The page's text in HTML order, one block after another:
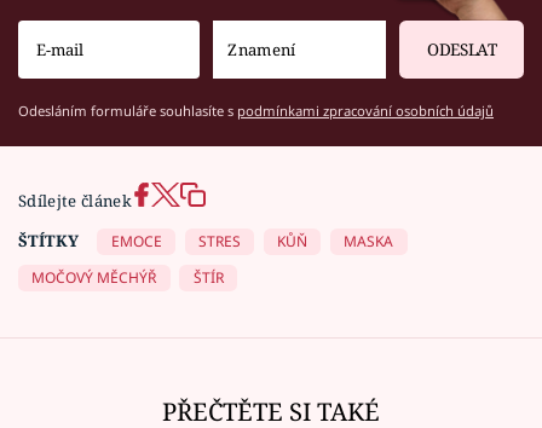
ODESLAT
Odesláním formuláře souhlasíte s podmínkami zpracování osobních údajů
Sdílejte článek
ŠTÍTKY
EMOCE STRES KŮŇ
MASKA
MOČOVÝ MĚCHÝŘ
ŠTÍR
PŘEČTĚTE SI TAKÉ